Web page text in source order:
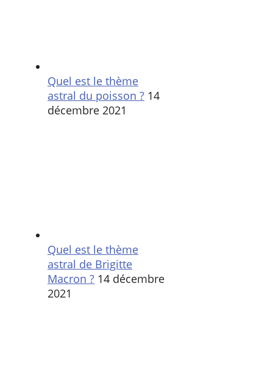
Quel est le thème
astral du poisson ? 14
décembre 2021
Quel est le thème
astral de Brigitte
Macron ? 14 décembre
2021